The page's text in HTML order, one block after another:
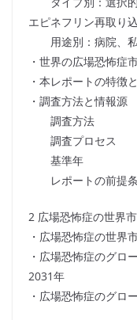
エピネフリン再取り
用途別：病院、私
・世界の広場恐怖症
・本レポートの特徴
・調査方法と情報源
調査方法
調査プロセス
基準年
レポートの前提条
2 広場恐怖症の世界
・広場恐怖症の世界
・広場恐怖症のグロ
2031年
・広場恐怖症のグロ